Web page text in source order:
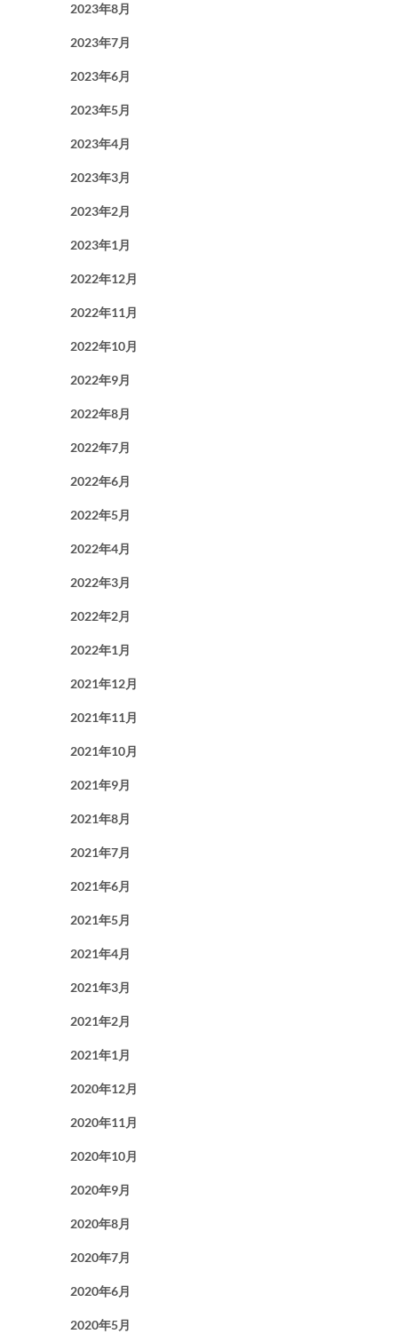
2023年8月
2023年7月
2023年6月
2023年5月
2023年4月
2023年3月
2023年2月
2023年1月
2022年12月
2022年11月
2022年10月
2022年9月
2022年8月
2022年7月
2022年6月
2022年5月
2022年4月
2022年3月
2022年2月
2022年1月
2021年12月
2021年11月
2021年10月
2021年9月
2021年8月
2021年7月
2021年6月
2021年5月
2021年4月
2021年3月
2021年2月
2021年1月
2020年12月
2020年11月
2020年10月
2020年9月
2020年8月
2020年7月
2020年6月
2020年5月